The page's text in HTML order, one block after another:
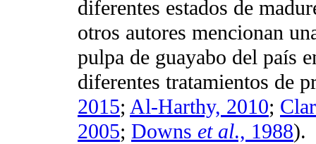
diferentes estados de
otros autores mencionan
pulpa de guayabo del país
diferentes tratamientos de
2015; Al-Harthy, 2010;
2005; Downs et al., 1988).